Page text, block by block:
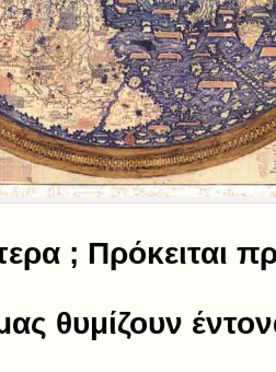
; Πρόκειται
θυμίζουν